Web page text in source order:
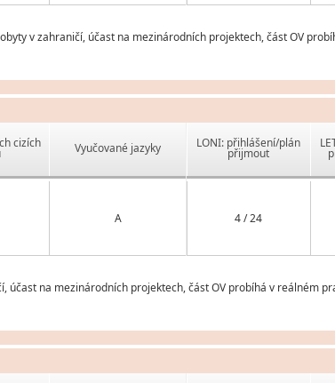
v zahraničí, účast na mezinárodních projektech, část OV
cizích Vyučované jazyky
A
LONI: přihlášení/plán
přijmout
4 / 24
účast na mezinárodních projektech, část OV probíhá v reálném